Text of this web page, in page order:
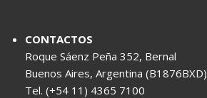
CONTACTOS
Roque Sáenz Peña 352, Bernal
Buenos Aires, Argentina (B1876BXD)
Tel. (+54 11) 4365 7100